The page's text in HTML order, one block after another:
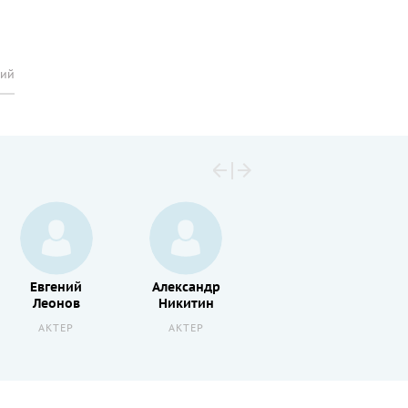
Евгений
Леонов
АКТЕР
Александр
Никитин
АКТЕР